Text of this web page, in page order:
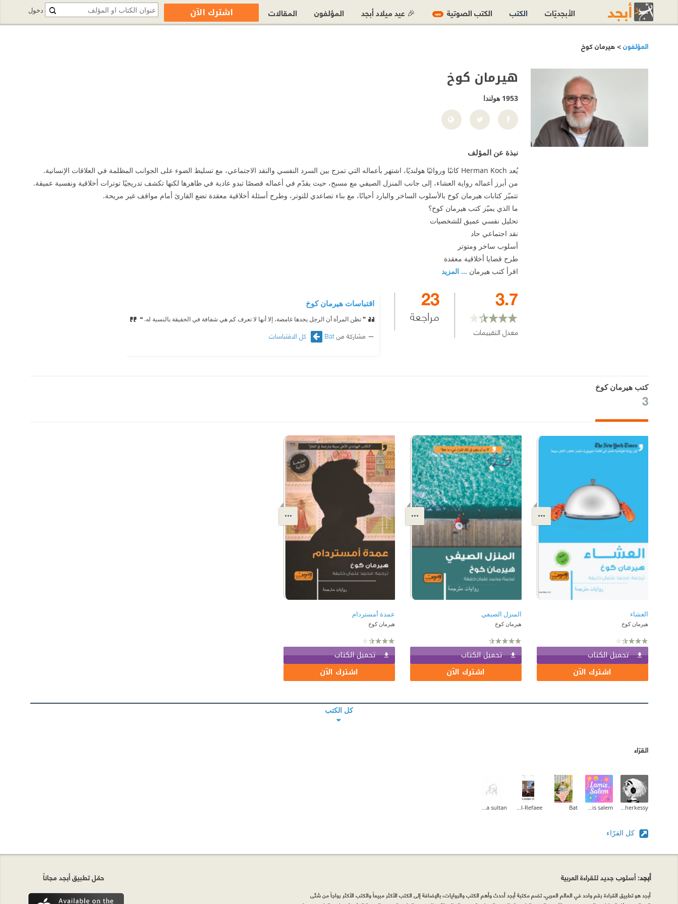
المؤلفون> هيرمان كوخ
هيرمان كوخ
1953 هولندا
نبذة عن المؤلف
يُعد Herman Koch كاتبًا وروائيًا هولنديًا، اشتهر بأعماله التي تمزج بين السرد النفسي والنقد الاجتماعي، مع تسليط الضوء على الجوانب المظلمة في العلاقات الإنسانية.
من أبرز أعماله رواية العشاء، إلى جانب المنزل الصيفي مع مسبح، حيث يقدّم في أعماله قصصًا تبدو عادية في ظاهرها لكنها تكشف تدريجيًا توترات أخلاقية ونفسية عميقة.
تتميّز كتابات هيرمان كوخ بالأسلوب الساخر والبارد أحيانًا، مع بناء تصاعدي للتوتر، وطرح أسئلة أخلاقية معقدة تضع القارئ أمام مواقف غير مريحة.
ما الذي يميّز كتب هيرمان كوخ؟
تحليل نفسي عميق للشخصيات
نقد اجتماعي حاد
أسلوب ساخر ومتوتر
طرح قضايا أخلاقية معقدة
اقرأ كتب هيرمان ... المزيد
3.7
معدل التقييمات
23
مراجعة
اقتباسات هيرمان كوخ
❞ تظن المرأة أن الرجل يجدها غامضة، إلا أنها لا تعرف كم هي شفافة في الحقيقة بالنسبة له. ❝
مشاركة منBat كل الاقتباسات
كتب هيرمان كوخ
3
العشاء
هيرمان كوخ
تحميل الكتاب
اشترك الآن
المنزل الصيفي
هيرمان كوخ
تحميل الكتاب
اشترك الآن
عمدة أمستردام
هيرمان كوخ
تحميل الكتاب
اشترك الآن
كل الكتب
القرّاء
Bat
كل القرّاء
دخول الأبجديّات الكتب الكتب الصوتية جديد 🎉 عيد ميلاد أبجد المؤلفون المقالات اشترك الآن
حمّل تطبيق أبجد مجاناً أبجد: أسلوب جديد للقراءة العربية
أبجد هو تطبيق القراءة رقم واحد في العالم العربي. تضم مكتبة أبجد أحدث وأهم الكتب والروايات، بالإضافة إلى الكتب الأكثر مبيعاً والكتب الأكثر رواجاً من شتّى